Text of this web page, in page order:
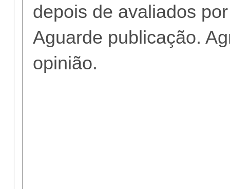
depois de avaliados
Aguarde publicação.
opinião.